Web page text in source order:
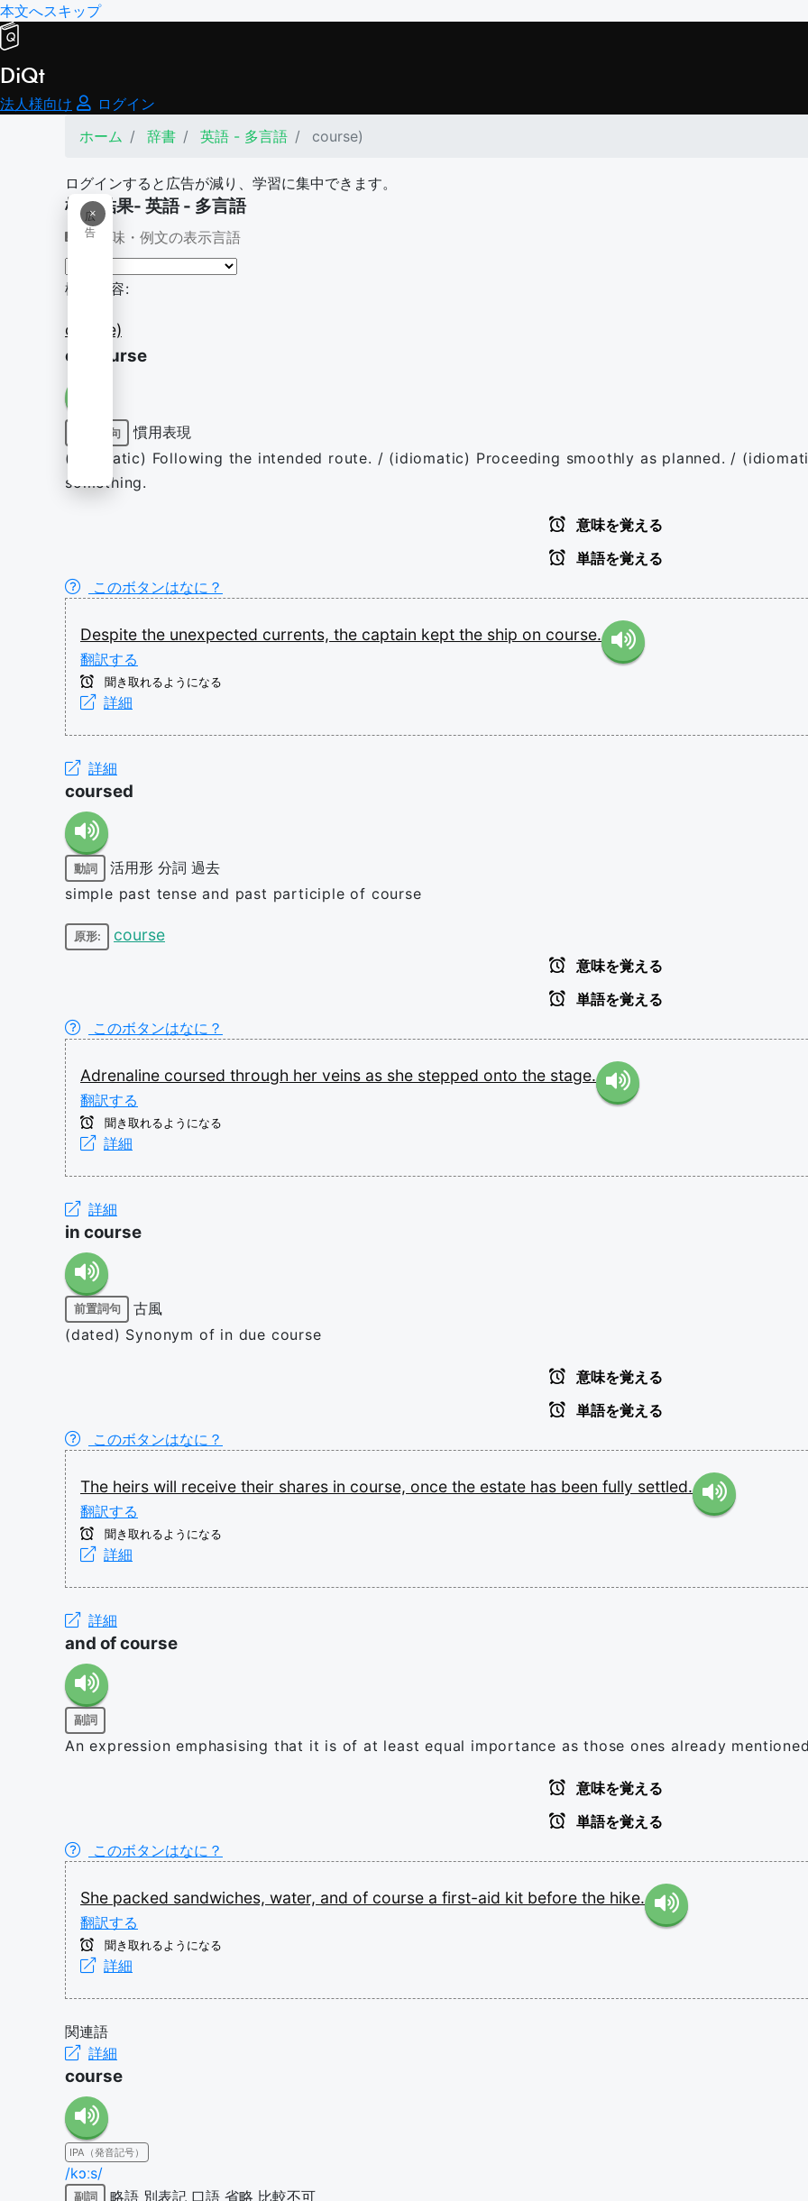
本文へスキップ
DiQt
法人様向け
ログイン
ホーム
辞書 英語 - 多言語 course)
ログインすると広告が減り、学習に集中できます。
×
広
告
検索結果- 英語 - 多言語
意味・例文の表示言語
検索内容:
course)
on course
前置詞句
慣用表現
(idiomatic) Following the intended route. / (idiomatic) Proceeding smoothly as planned. /
something.
意味を覚える
単語を覚える
このボタンはなに？
Despite the unexpected currents, the captain kept the ship on course.
翻訳する
聞き取れるようになる
詳細
詳細
coursed
動詞 活用形 分詞 過去
simple past tense and past participle of course
原形: course
意味を覚える
単語を覚える
このボタンはなに？
Adrenaline coursed through her veins as she stepped onto the stage.
翻訳する
聞き取れるようになる
詳細
詳細
in course
前置詞句
古風
(dated) Synonym of in due course
意味を覚える
単語を覚える
このボタンはなに？
The heirs will receive their shares in course, once the estate has been fully settled.
翻訳する
聞き取れるようになる
詳細
詳細
and of course
副詞
An expression emphasising that it is of at least equal importance as those ones already
意味を覚える
単語を覚える
このボタンはなに？
She packed sandwiches, water, and of course a first-aid kit before the hike.
翻訳する
聞き取れるようになる
詳細
関連語
詳細
course
IPA（発音記号）
/kɔːs/
副詞 略語 別表記 口語 省略 比較不可